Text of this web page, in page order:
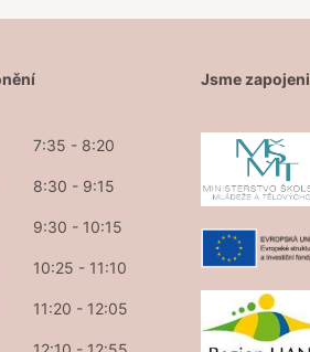
7:35 - 8:20
8:30 - 9:15
9:30 - 10:15
10:25 - 11:10
11:20 - 12:05
Jsme zapojeni